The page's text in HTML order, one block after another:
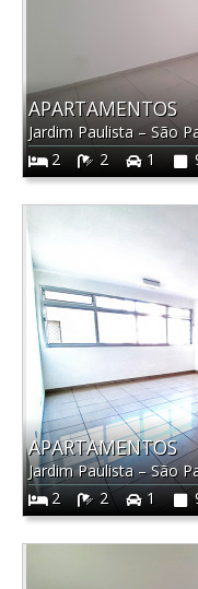
APARTAMENTOS
Jardim Paulista – São
2
2 1
APARTAMENTOS
Jardim Paulista–São
2
2 1